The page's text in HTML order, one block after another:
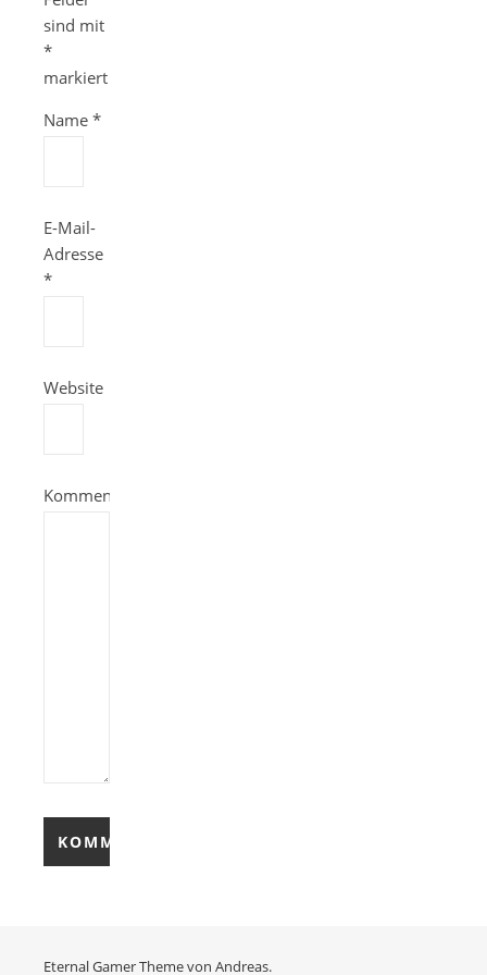
sind mit
*
markiert
Name *
E-Mail-
Adresse
*
Website
Kommentieren
Eternal Gamer Theme von Andreas.